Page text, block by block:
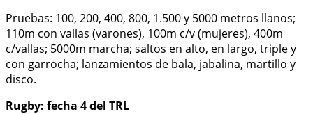
Pruebas: 100, 200, 400, 800, 1.500 y 5000 metros llanos;
110m con vallas (varones), 100m c/v (mujeres), 400m
c/vallas; 5000m marcha; saltos en alto, en largo, triple y
con garrocha; lanzamientos de bala, jabalina, martillo y
disco.
Rugby: fecha 4 del TRL